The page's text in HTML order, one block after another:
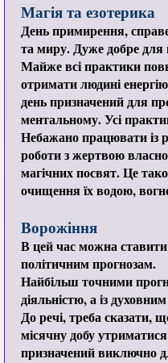
Магія та езотерика
День примирення,
та миру. Дуже добре для
Майже всі практики
отримати людині
день призначений для
ментальному. Усі
Небажано працювати із
роботи з жертвою
магічних посвят. Це
очищення їх водою,
Ворожіння
В цей час можна
політичним прогнозам.
Найбільш точними
діяльністю, а із
До речі, треба сказати,
місячну добу
призначений виключно